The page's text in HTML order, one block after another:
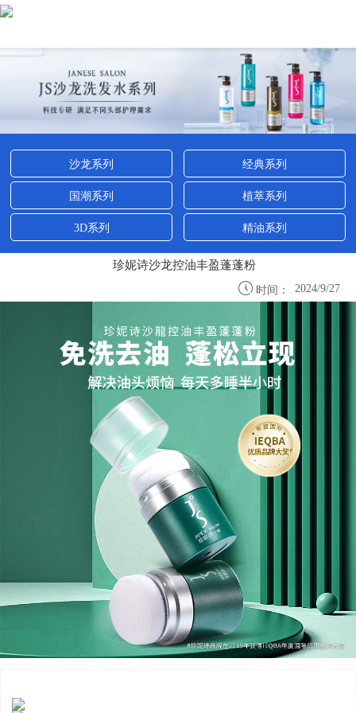
沙龙系列 经典系列
国潮系列 植萃系列
3D系列 精油系列
珍妮诗沙龙控油丰盈蓬蓬粉
 时间： 2024/9/27